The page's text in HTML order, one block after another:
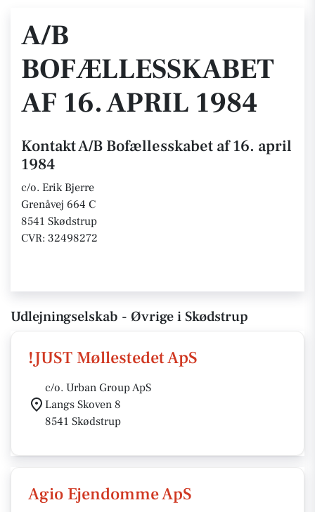
A/B
BOFÆLLESSKABET
AF 16. APRIL 1984
Kontakt A/B Bofællesskabet af 16. april
1984
c/o. Erik Bjerre
Grenåvej 664 C
8541 Skødstrup
CVR: 32498272
Udlejningselskab - Øvrige i Skødstrup
!JUST Møllestedet ApS
c/o. Urban Group ApS
Langs Skoven 8
8541 Skødstrup
Agio Ejendomme ApS